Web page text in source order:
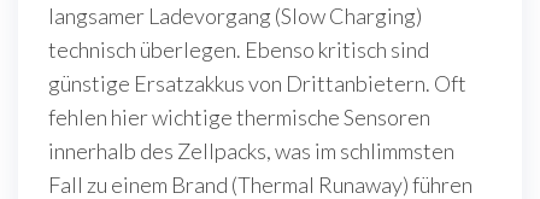
langsamer Ladevorgang (Slow Charging)
technisch überlegen. Ebenso kritisch sind
günstige Ersatzakkus von Drittanbietern. Oft
fehlen hier wichtige thermische Sensoren
innerhalb des Zellpacks, was im schlimmsten
Fall zu einem Brand (Thermal Runaway) führen